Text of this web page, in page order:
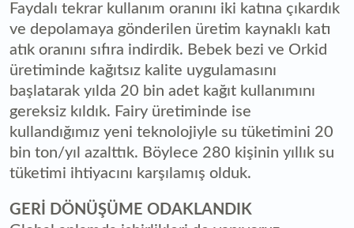
Faydalı tekrar kullanım oranını iki katına çıkardık
ve depolamaya gönderilen üretim kaynaklı katı
atık oranını sıfıra indirdik. Bebek bezi ve Orkid
üretiminde kağıtsız kalite uygulamasını
başlatarak yılda 20 bin adet kağıt kullanımını
gereksiz kıldık. Fairy üretiminde ise
kullandığımız yeni teknolojiyle su tüketimini 20
bin ton/yıl azalttık. Böylece 280 kişinin yıllık su
tüketimi ihtiyacını karşılamış olduk.
GERİ DÖNÜŞÜME ODAKLANDIK